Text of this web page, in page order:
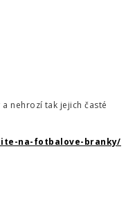
nehrozí tak jejich časté
na-fotbalove-branky/